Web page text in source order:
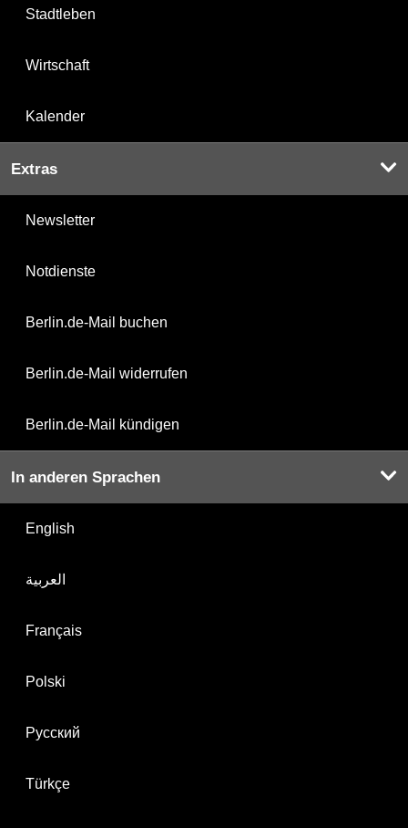
Stadtleben
Wirtschaft
Kalender
Extras
Newsletter
Notdienste
Berlin.de-Mail buchen
Berlin.de-Mail widerrufen
Berlin.de-Mail kündigen
In anderen Sprachen
English
العربية
Français
Polski
Русский
Türkçe